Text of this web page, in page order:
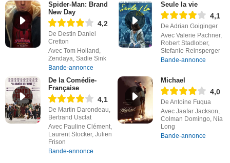
Spider-Man: Brand
New Day
4,2
De Destin Daniel
Cretton
Avec Tom Holland,
Zendaya, Sadie Sink
Bande-annonce
Seule la vie
4,1
De Adrian Goiginger
Avec Valerie Pachner,
Robert Stadlober,
Stefanie Reinsperger
Bande-annonce
De la Comédie-
Française
4,1
De Martin Darondeau,
Bertrand Usclat
Avec Pauline Clément,
Laurent Stocker, Julien
Frison
Bande-annonce
Michael
4,0
De Antoine Fuqua
Avec Jaafar Jackson,
Colman Domingo, Nia
Long
Bande-annonce